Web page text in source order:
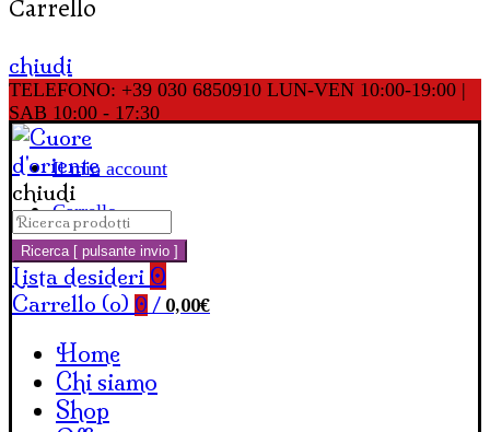
Carrello
chiudi
TELEFONO: +39 030 6850910 LUN-VEN 10:00-19:00 |
SAB 10:00 - 17:30
Il mio account
Carrello
chiudi
Cerca:
Ricerca [ pulsante invio ]
Lista desideri 0
Carrello (o) 0 / 0,00€
Home
Chi siamo
Shop